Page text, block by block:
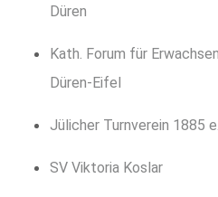
Düren
Kath. Forum für
Düren-Eifel
Jülicher Turnverein 1885
SV Viktoria Koslar